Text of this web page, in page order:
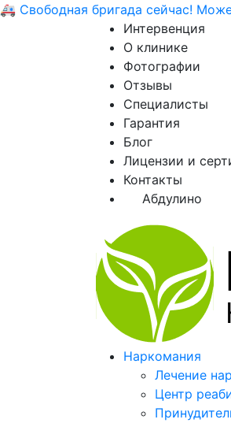
🚑 Свободная бригада сейчас!
Интервенция
О клинике
Фотографии
Отзывы
Специалисты
Гарантия
Блог
Лицензии и
Контакты
Абдулино
Наркомания
Лечение
Центр